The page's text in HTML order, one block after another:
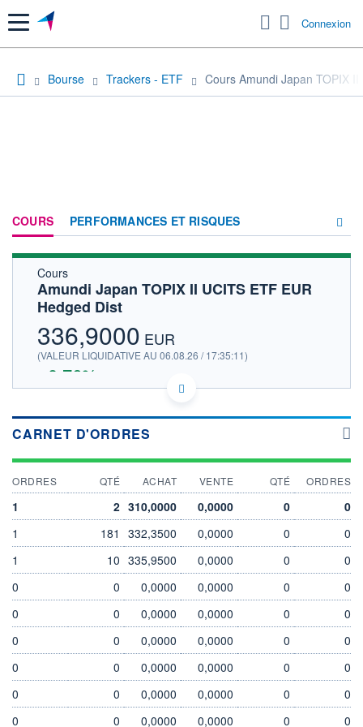
Menu Connexion
Bourse Trackers - ETF Cours Amundi Japan TOPIX
COURS PERFORMANCES ET RISQUES
HISTORIQUE
Cours
Amundi Japan TOPIX II UCITS ETF EUR
Hedged Dist
336,9000 EUR
(VALEUR LIQUIDATIVE AU 06.08.26 / 17:35:11)
+0,76%
336.9
FR0011475078 - Amundi Asset Management
EURONEXT PARIS DONNÉES TEMPS RÉEL
Politique d'exécution
03/08 04/08
INDICE DE RÉFÉRENCE
TOPIX EURO DAILY HED
CATÉGORIE MORNINGSTAR
Actions Secteur Autres
335,4000
CLÔTURE VEILLE
334,3500
336,9000
+ BAS
335,4000
CARNET D'ORDRES
ORDRES QTÉ ACHAT VENTE QTÉ ORDRES
1 2 310,0000 0,0000 0
0
1
181 332,3500 0,0000 0
0
1
10 335,9500 0,0000 0
0
0
0 0,0000 0,0000 0
0
0
0 0,0000 0,0000 0
0
0
0 0,0000 0,0000 0
0
0
0 0,0000 0,0000 0
0
0
0 0,0000 0,0000 0
0
0
0 0,0000 0,0000 0
0